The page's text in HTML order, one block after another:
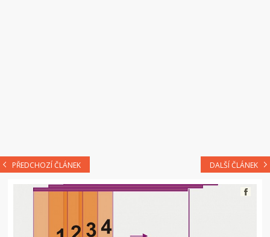
PŘEDCHOZÍ ČLÁNEK DALŠÍ ČLÁNEK